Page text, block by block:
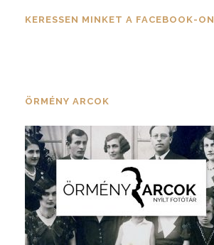
KERESSEN MINKET A FACEBOOK-ON
ÖRMÉNY ARCOK